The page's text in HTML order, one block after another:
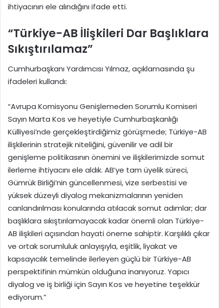
ihtiyacının ele alındığını ifade etti.
“Türkiye-AB İlişkileri Dar Başlıklara
Sıkıştırılamaz”
Cumhurbaşkanı Yardımcısı Yılmaz, açıklamasında şu
ifadeleri kullandı:
“Avrupa Komisyonu Genişlemeden Sorumlu Komiseri
Sayın Marta Kos ve heyetiyle Cumhurbaşkanlığı
Külliyesi’nde gerçekleştirdiğimiz görüşmede; Türkiye-AB
ilişkilerinin stratejik niteliğini, güvenilir ve adil bir
genişleme politikasının önemini ve ilişkilerimizde somut
ilerleme ihtiyacını ele aldık. AB’ye tam üyelik süreci,
Gümrük Birliği’nin güncellenmesi, vize serbestisi ve
yüksek düzeyli diyalog mekanizmalarının yeniden
canlandırılması konularında atılacak somut adımlar; dar
başlıklara sıkıştırılamayacak kadar önemli olan Türkiye-
AB ilişkileri açısından hayati öneme sahiptir. Karşılıklı çıkar
ve ortak sorumluluk anlayışıyla, eşitlik, liyakat ve
kapsayıcılık temelinde ilerleyen güçlü bir Türkiye-AB
perspektifinin mümkün olduğuna inanıyoruz. Yapıcı
diyalog ve iş birliği için Sayın Kos ve heyetine teşekkür
ediyorum.”